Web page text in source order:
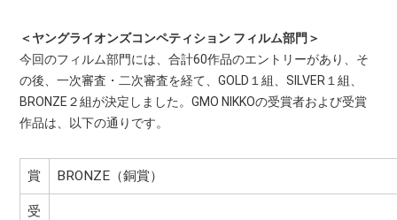
＜ヤングライオンズコンペティション フィルム部門＞
今回のフィルム部門には、合計60作品のエントリーがあり、そ
の後、一次審査・二次審査を経て、GOLD１組、SILVER１組、
BRONZE２組が決定しました。GMO NIKKOの受賞者および受賞
作品は、以下の通りです。
賞 BRONZE（銅賞）
受